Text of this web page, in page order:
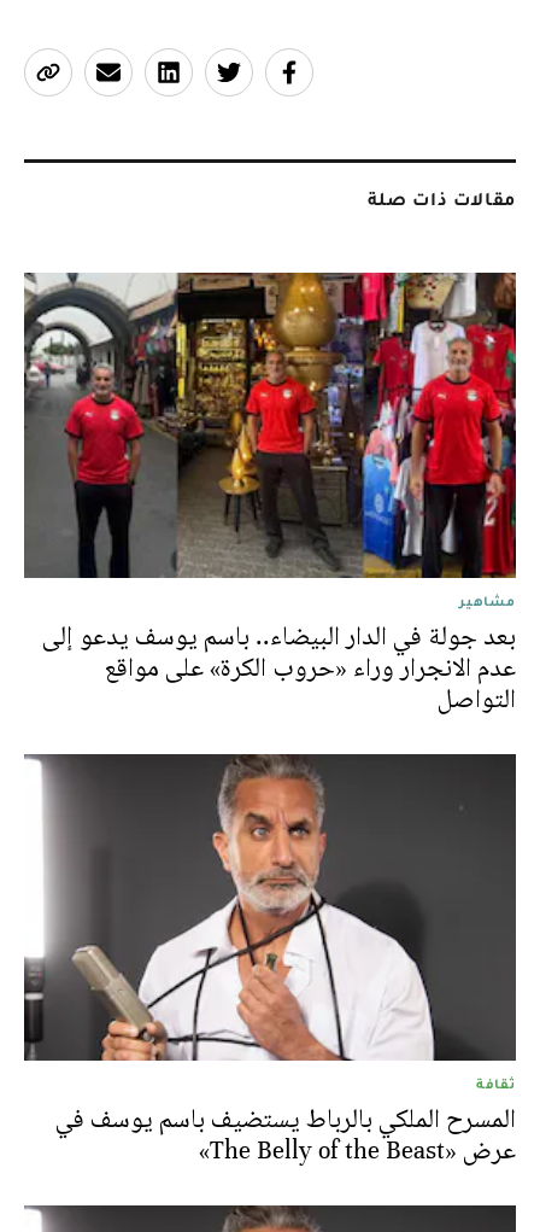
مقالات ذات صلة
مشاهير
بعد جولة في الدار البيضاء.. باسم يوسف يدعو إلى
عدم الانجرار وراء «حروب الكرة» على مواقع
التواصل
ثقافة
المسرح الملكي بالرباط يستضيف باسم يوسف في
عرض «The Belly of the Beast»